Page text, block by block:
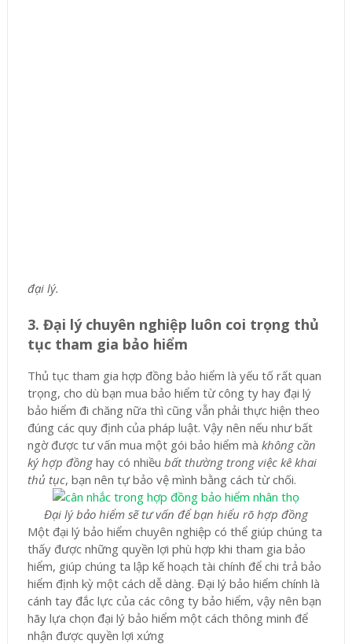
đại lý.
3. Đại lý chuyên nghiệp luôn coi trọng thủ
tục tham gia bảo hiểm
Thủ tục tham gia hợp đồng bảo hiểm là yếu tố rất quan
trọng, cho dù bạn mua bảo hiểm từ công ty hay đại lý
bảo hiểm đi chăng nữa thì cũng vẫn phải thực hiện theo
đúng các quy định của pháp luật. Vậy nên nếu như bất
ngờ được tư vấn mua một gói bảo hiểm mà không cần
ký hợp đồnghay có nhiều bất thường trong việc kê khai
thủ tục, bạn nên tự bảo vệ mình bằng cách từ chối.
Đại lý bảo hiểm sẽ tư vấn để bạn hiểu rõ hợp đồng
Một đại lý bảo hiểm chuyên nghiệp có thể giúp chúng ta
thấy được những quyền lợi phù hợp khi tham gia bảo
hiểm, giúp chúng ta lập kế hoạch tài chính để chi trả bảo
hiểm định kỳ một cách dễ dàng. Đại lý bảo hiểm chính là
cánh tay đắc lực của các công ty bảo hiểm, vậy nên bạn
hãy lựa chọn đại lý bảo hiểm một cách thông minh để
nhận được quyền lợi xứng